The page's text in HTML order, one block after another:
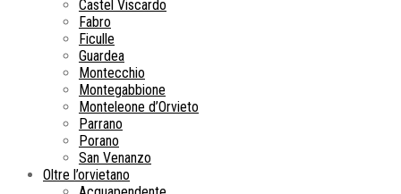
Castel Viscardo
Fabro
Ficulle
Guardea
Montecchio
Montegabbione
Monteleone d’Orvieto
Parrano
Porano
San Venanzo
Oltre l’orvietano